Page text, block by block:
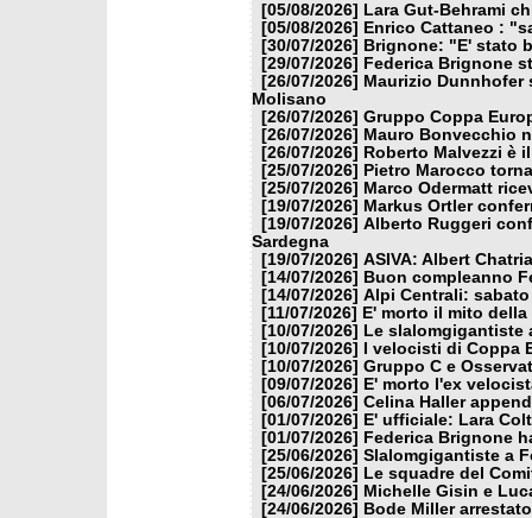
[05/08/2026]
Lara Gut-Behrami
[05/08/2026]
Enrico Cattaneo :
[30/07/2026]
Brignone: "E' stato
[29/07/2026]
Federica Brignone
[26/07/2026] Maurizio Dunnhofer
Molisano
[26/07/2026] Gruppo Coppa
[26/07/2026] Mauro Bonvecchio
[26/07/2026]
Roberto Malvezzi è
[25/07/2026]
Pietro Marocco
[25/07/2026] Marco Odermatt
[19/07/2026] Markus Ortler
[19/07/2026] Alberto Ruggeri
Sardegna
[19/07/2026] ASIVA: Albert
[14/07/2026]
Buon compleanno
[14/07/2026] Alpi Centrali:
[11/07/2026]
E' morto il mito
[10/07/2026]
Le
[10/07/2026]
I velocisti di Coppa
[10/07/2026] Gruppo C e
[09/07/2026]
E' morto l'ex
[06/07/2026] Celina Haller
[01/07/2026]
E' ufficiale: Lara
[01/07/2026]
Federica Brignone
[25/06/2026] Slalomgigantiste a
[25/06/2026]
Le squadre del
[24/06/2026] Michelle Gisin e
[24/06/2026]
Bode Miller